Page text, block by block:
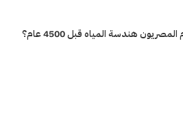
هندسة المياه قبل 4500 عام؟